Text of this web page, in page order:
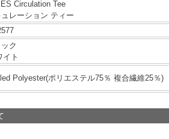
Circulation Tee
レーション ティー
ク
イト
Polyester(ポリエステル75％ 複合繊維25％)